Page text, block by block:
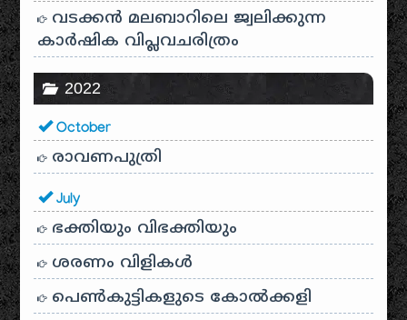
വടക്കൻ മലബാറിലെ ജ്വലിക്കുന്ന
കാർഷിക വിപ്ലവചരിത്രം
2022
October
രാവണപുത്രി
July
ഭക്തിയും വിഭക്തിയും
ശരണം വിളികൾ
പെൺകുട്ടികളുടെ കോൽക്കളി